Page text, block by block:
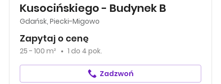
Kusocińskiego - Budynek B
Gdańsk, Piecki-Migowo
Zapytaj o cenę
25 - 100 m² 1 do 4 pok.
Zadzwoń